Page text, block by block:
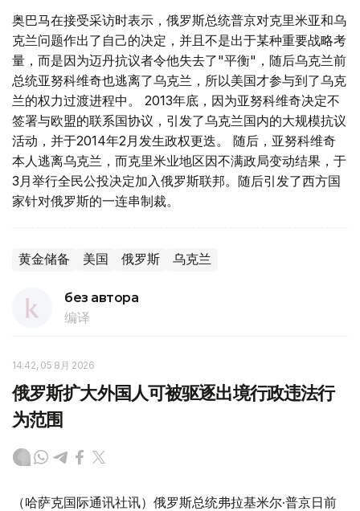
奥巴马在接受采访时表示，俄罗斯总统普京对克里米亚和乌
克兰问题作出了自己的决定，并且不是出于某种重要战略考
量，而是因为迈丹抗议者令他失去了"平衡"，随后乌克兰前
总统亚努科维奇也逃离了乌克兰，所以美国才参与到了乌克
兰的权力过渡进程中。 2013年底，因为亚努科维奇决定不
签署与欧盟的联系国协议，引发了乌克兰国内的大规模抗议
活动，并于2014年2月发生政权更迭。 随后，亚努科维奇
本人逃离乌克兰，而克里米业地区因不满政局变动结果，于
3月举行全民公投决定加入俄罗斯联邦。随后引发了西方国
家针对俄罗斯的一连串制裁。
黄金储备 美国 俄罗斯 乌克兰
без автора
编译
14:42, 05 8月 2026
俄罗斯扩大外国人可被驱逐出境行政违法行
为范围
（哈萨克国际通讯社讯）俄罗斯总统弗拉基米尔·普京日前